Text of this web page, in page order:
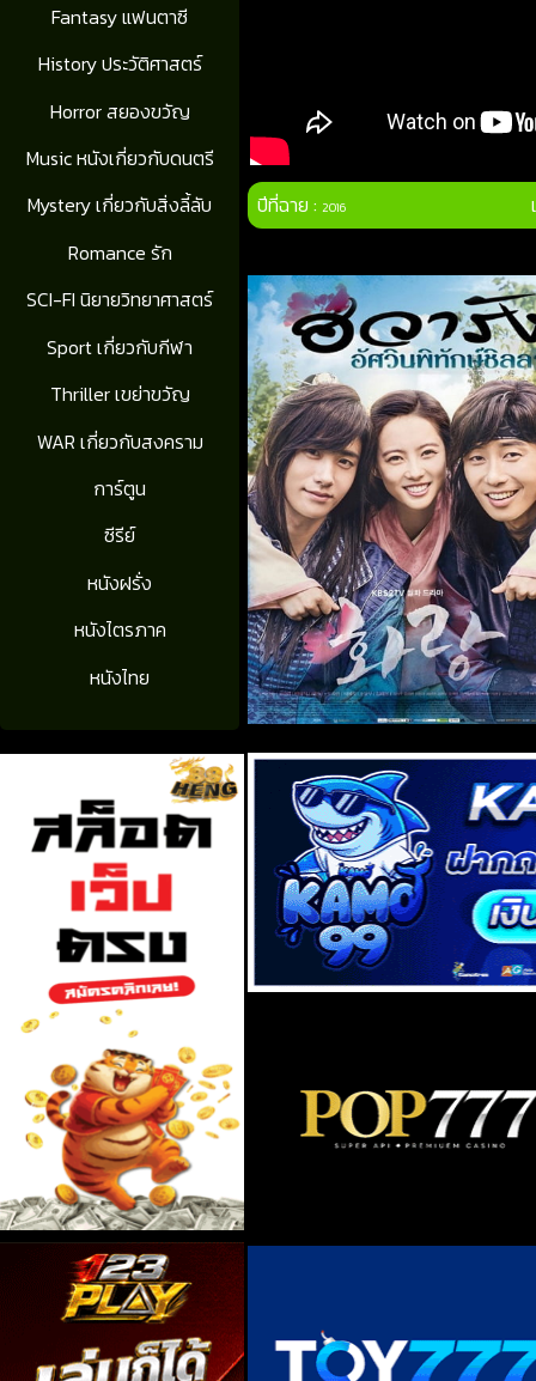
Fantasy แฟนตาซี
History ประวัติศาสตร์
Horror สยองขวัญ
Music หนังเกี่ยวกับดนตรี
Mystery เกี่ยวกับสิ่งลี้ลับ
Romance รัก
SCI-FI นิยายวิทยาศาสตร์
Sport เกี่ยวกับกีฬา
Thriller เขย่าขวัญ
WAR เกี่ยวกับสงคราม
การ์ตูน
ซีรีย์
หนังฝรั่ง
หนังไตรภาค
หนังไทย
ปีที่ฉาย :2016